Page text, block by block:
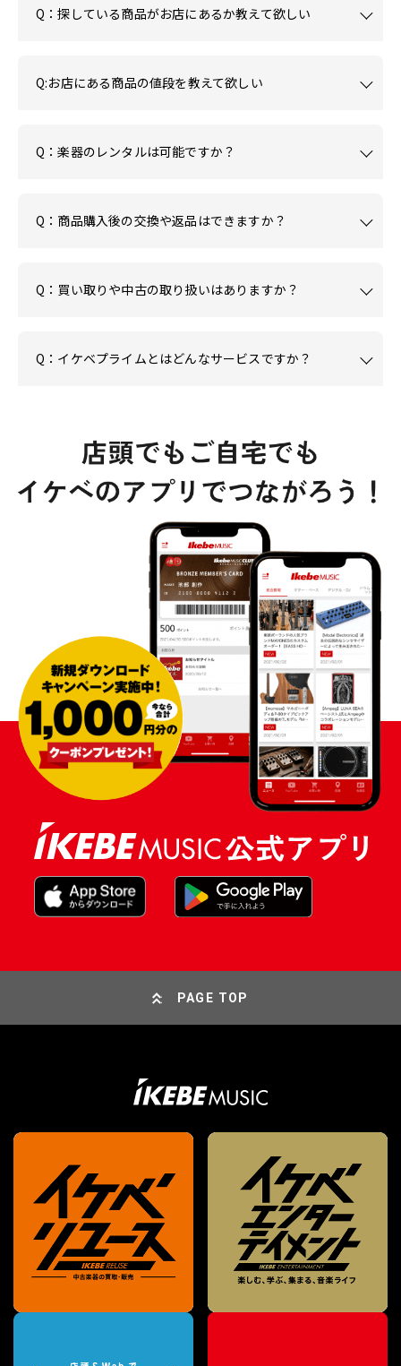
Q：探している商品がお店にあるか教えて欲しい
Q:お店にある商品の値段を教えて欲しい
Q：楽器のレンタルは可能ですか？
Q：商品購入後の交換や返品はできますか？
Q：買い取りや中古の取り扱いはありますか？
Q：イケベプライムとはどんなサービスですか？
PAGE TOP